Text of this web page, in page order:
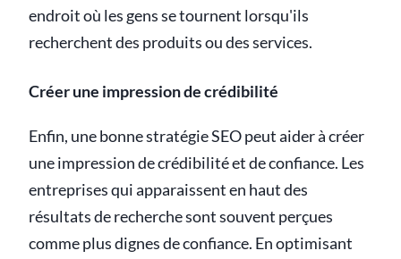
endroit où les gens se tournent lorsqu'ils
recherchent des produits ou des services.
Créer une impression de crédibilité
Enfin, une bonne stratégie SEO peut aider à créer
une impression de crédibilité et de confiance. Les
entreprises qui apparaissent en haut des
résultats de recherche sont souvent perçues
comme plus dignes de confiance. En optimisant